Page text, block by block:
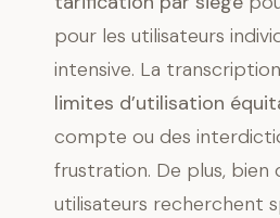
pour les utilisateurs
intensive. La
limites d’utilisation
compte ou des
frustration. De plus,
utilisateurs recherchent